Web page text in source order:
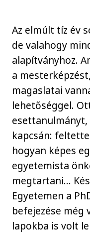
Az elmúlt tíz év
de valahogy
alapítványhoz.
a
magaslatai
lehetőséggel.
kapcsán:
hogyan képes
egyetemista
megtartani…
Egyetemen a
befejezése még
lapokba is volt